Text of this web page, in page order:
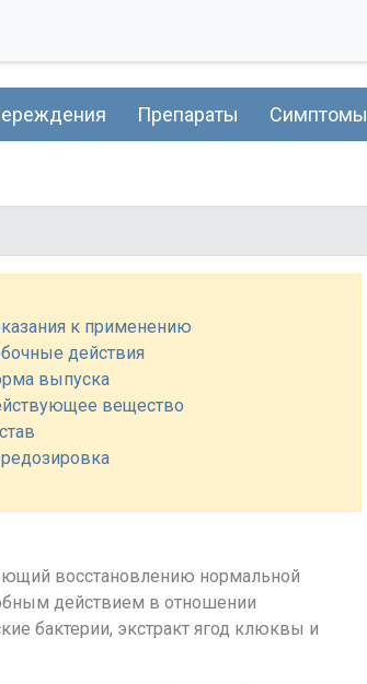
Препараты Симптомы
к применению
действия
выпуска
вещество
восстановлению нормальной
действием в отношении
бактерии, экстракт ягод клюквы и